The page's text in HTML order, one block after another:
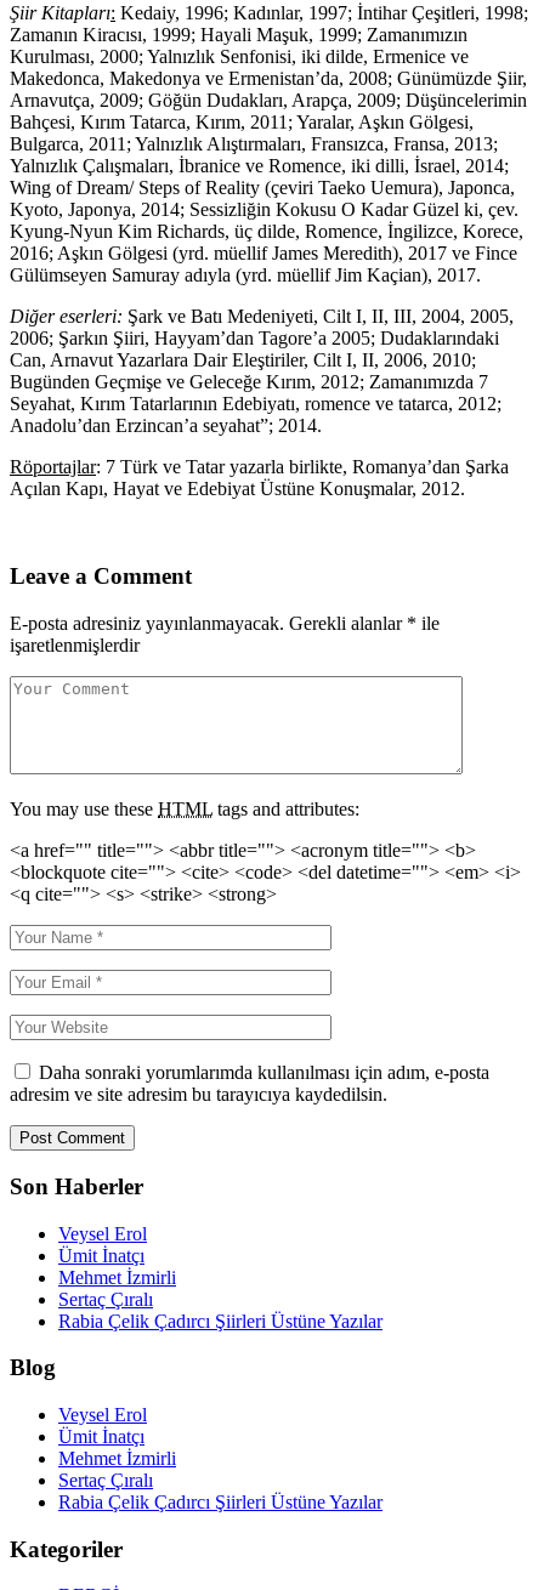
Şiir Kitapları: Kedaiy, 1996; Kadınlar, 1997; İntihar Çeşitleri, 1998;
Zamanın Kiracısı, 1999; Hayali Maşuk, 1999; Zamanımızın
Kurulması, 2000; Yalnızlık Senfonisi, iki dilde, Ermenice ve
Makedonca, Makedonya ve Ermenistan’da, 2008; Günümüzde Şiir,
Arnavutça, 2009; Göğün Dudakları, Arapça, 2009; Düşüncelerimin
Bahçesi, Kırım Tatarca, Kırım, 2011; Yaralar, Aşkın Gölgesi,
Bulgarca, 2011; Yalnızlık Alıştırmaları, Fransızca, Fransa, 2013;
Yalnızlık Çalışmaları, İbranice ve Romence, iki dilli, İsrael, 2014;
Wing of Dream/ Steps of Reality (çeviri Taeko Uemura), Japonca,
Kyoto, Japonya, 2014; Sessizliğin Kokusu O Kadar Güzel ki, çev.
Kyung-Nyun Kim Richards, üç dilde, Romence, İngilizce, Korece,
2016; Aşkın Gölgesi (yrd. müellif James Meredith), 2017 ve Fince
Gülümseyen Samuray adıyla (yrd. müellif Jim Kaçian), 2017.
Diğer eserleri: Şark ve Batı Medeniyeti, Cilt I, II, III, 2004, 2005,
2006; Şarkın Şiiri, Hayyam’dan Tagore’a 2005; Dudaklarındaki
Can, Arnavut Yazarlara Dair Eleştiriler, Cilt I, II, 2006, 2010;
Bugünden Geçmişe ve Geleceğe Kırım, 2012; Zamanımızda 7
Seyahat, Kırım Tatarlarının Edebiyatı, romence ve tatarca, 2012;
Anadolu’dan Erzincan’a seyahat”; 2014.
Röportajlar: 7 Türk ve Tatar yazarla birlikte, Romanya’dan Şarka
Açılan Kapı, Hayat ve Edebiyat Üstüne Konuşmalar, 2012.
Leave a Comment
E-posta adresiniz yayınlanmayacak. Gerekli alanlar * ile
işaretlenmişlerdir
You may use these HTML tags and attributes:
<a href="" title=""> <abbr title=""> <acronym title=""> <b>
<blockquote cite=""> <cite> <code> <del datetime=""> <em> <i>
<q cite=""> <s> <strike> <strong>
Daha sonraki yorumlarımda kullanılması için adım, e-posta
adresim ve site adresim bu tarayıcıya kaydedilsin.
Son Haberler
Veysel Erol
Ümit İnatçı
Mehmet İzmirli
Sertaç Çıralı
Rabia Çelik Çadırcı Şiirleri Üstüne Yazılar
Blog
Veysel Erol
Ümit İnatçı
Mehmet İzmirli
Sertaç Çıralı
Rabia Çelik Çadırcı Şiirleri Üstüne Yazılar
Kategoriler